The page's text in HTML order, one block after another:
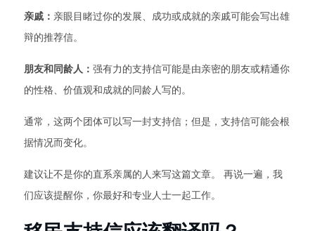
亲戚： 亲眼目睹过你的发展、成功或成就的亲戚可能会写出雄
辩的推荐信。
朋友和同龄人： 强有力的支持信可能是由亲密的朋友或精通你
的性格、价值观和成就的同龄人写的。
通常，这两个团体可以写一封支持信；但是，支持信可能会根
据情况而变化。
建议让不是你的直系亲属的人来写这篇文章。 再说一遍，我
们应该提醒你，你最好和专业人士一起工作。